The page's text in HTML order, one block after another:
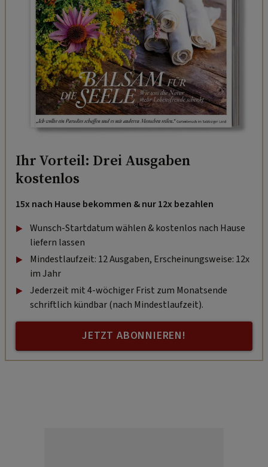
Ihr Vorteil: Drei Ausgaben
kostenlos
15x nach Hause bekommen & nur 12x bezahlen
Wunsch-Startdatum wählen & kostenlos nach Hause
liefern lassen
Mindestlaufzeit: 12 Ausgaben, Erscheinungsweise: 12x
im Jahr
Jederzeit mit 4-wöchiger Frist zum Monatsende
schriftlich kündbar (nach Mindestlaufzeit).
JETZT ABONNIEREN!